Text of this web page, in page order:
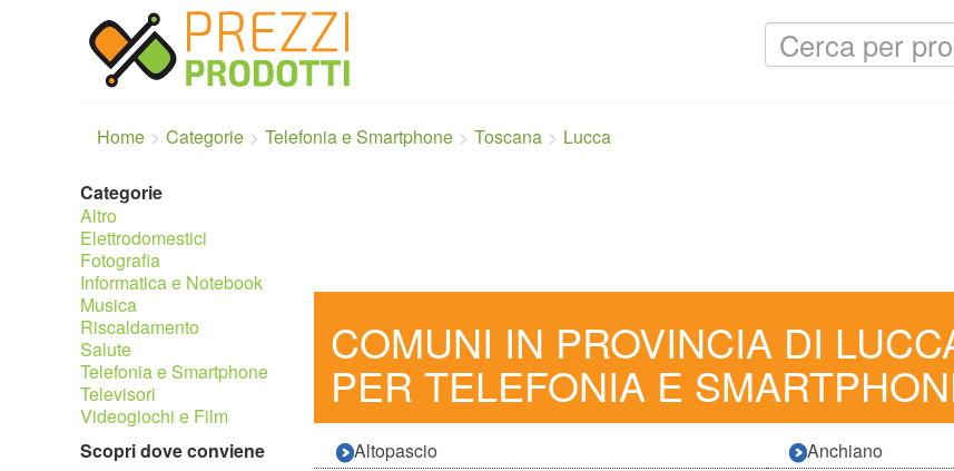
Home Categorie Telefonia e Smartphone Toscana Lucca
Categorie
Altro
Elettrodomestici
Fotografia
Informatica e Notebook
Musica
Riscaldamento
Salute
Telefonia e Smartphone
Televisori
Videogiochi e Film
Scopri dove conviene
COMUNI IN PROVINCIA DI
PER TELEFONIA E
Altopascio
Anchiano